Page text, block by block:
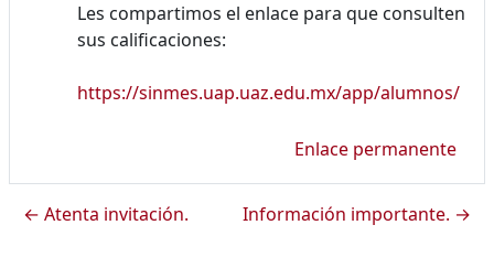
Les compartimos el enlace para que consulten
sus calificaciones:
https://sinmes.uap.uaz.edu.mx/app/alumnos/
Enlace permanente
← Atenta invitación. Información importante. →